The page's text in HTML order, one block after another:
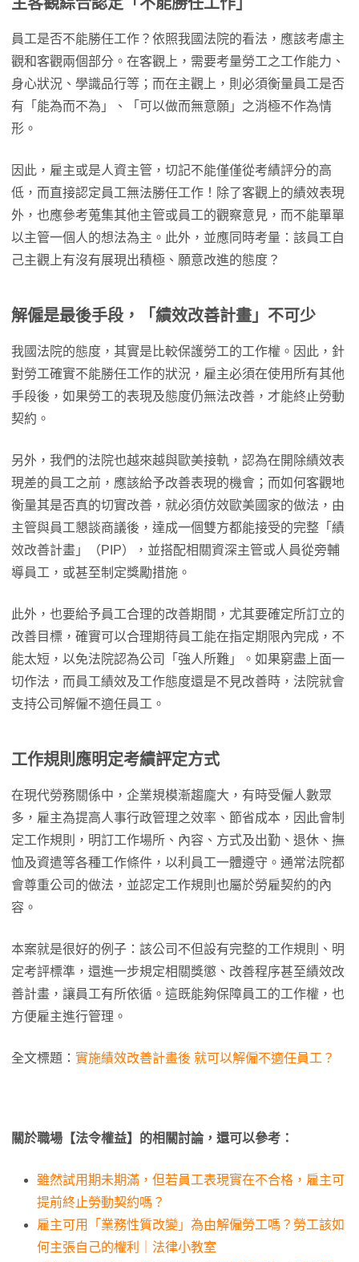
員工是否不能勝任工作？依照我國法院的看法，應該考慮主
觀和客觀兩個部分。在客觀上，需要考量勞工之工作能力、
身心狀況、學識品行等；而在主觀上，則必須衡量員工是否
有「能為而不為」、「可以做而無意願」之消極不作為情
形。
因此，雇主或是人資主管，切記不能僅僅從考績評分的高
低，而直接認定員工無法勝任工作！除了客觀上的績效表現
外，也應參考蒐集其他主管或員工的觀察意見，而不能單單
以主管一個人的想法為主。此外，並應同時考量：該員工自
己主觀上有沒有展現出積極、願意改進的態度？
解僱是最後手段，「績效改善計畫」不可少
我國法院的態度，其實是比較保護勞工的工作權。因此，針
對勞工確實不能勝任工作的狀況，雇主必須在使用所有其他
手段後，如果勞工的表現及態度仍無法改善，才能終止勞動
契約。
另外，我們的法院也越來越與歐美接軌，認為在開除績效表
現差的員工之前，應該給予改善表現的機會；而如何客觀地
衡量其是否真的切實改善，就必須仿效歐美國家的做法，由
主管與員工懇談商議後，達成一個雙方都能接受的完整「績
效改善計畫」（PIP），並搭配相關資深主管或人員從旁輔
導員工，或甚至制定獎勵措施。
此外，也要給予員工合理的改善期間，尤其要確定所訂立的
改善目標，確實可以合理期待員工能在指定期限內完成，不
能太短，以免法院認為公司「強人所難」。如果窮盡上面一
切作法，而員工績效及工作態度還是不見改善時，法院就會
支持公司解僱不適任員工。
工作規則應明定考績評定方式
在現代勞務關係中，企業規模漸趨龐大，有時受僱人數眾
多，雇主為提高人事行政管理之效率、節省成本，因此會制
定工作規則，明訂工作場所、內容、方式及出勤、退休、撫
恤及資遣等各種工作條件，以利員工一體遵守。通常法院都
會尊重公司的做法，並認定工作規則也屬於勞雇契約的內
容。
本案就是很好的例子：該公司不但設有完整的工作規則、明
定考評標準，還進一步規定相關獎懲、改善程序甚至績效改
善計畫，讓員工有所依循。這既能夠保障員工的工作權，也
方便雇主進行管理。
全文標題： 實施績效改善計畫後 就可以解僱不適任員工？
關於職場【法令權益】的相關討論，還可以參考：
雖然試用期未期滿，但若員工表現實在不合格，雇主可
提前終止勞動契約嗎？
雇主可用「業務性質改變」為由解僱勞工嗎？勞工該如
何主張自己的權利｜法律小教室